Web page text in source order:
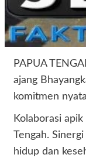
PAPUA
ajang
komitmen
Kolaborasi
Tengah.
hidup dan